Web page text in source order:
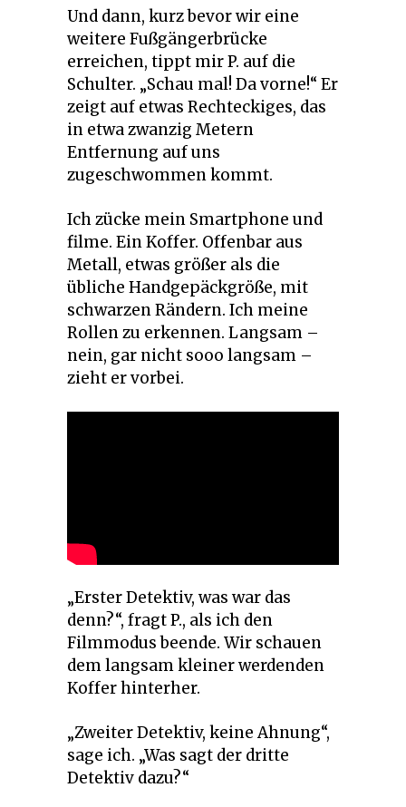
Und dann, kurz bevor wir eine
weitere Fußgängerbrücke
erreichen, tippt mir P. auf die
Schulter. „Schau mal! Da vorne!“ Er
zeigt auf etwas Rechteckiges, das
in etwa zwanzig Metern
Entfernung auf uns
zugeschwommen kommt.
Ich zücke mein Smartphone und
filme. Ein Koffer. Offenbar aus
Metall, etwas größer als die
übliche Handgepäckgröße, mit
schwarzen Rändern. Ich meine
Rollen zu erkennen. Langsam –
nein, gar nicht sooo langsam –
zieht er vorbei.
„Erster Detektiv, was war das
denn?“, fragt P., als ich den
Filmmodus beende. Wir schauen
dem langsam kleiner werdenden
Koffer hinterher.
„Zweiter Detektiv, keine Ahnung“,
sage ich. „Was sagt der dritte
Detektiv dazu?“